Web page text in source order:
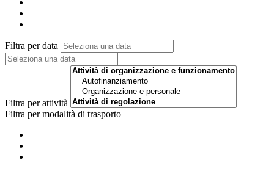
Filtra per data
Filtra per attività
Filtra per modalità di trasporto